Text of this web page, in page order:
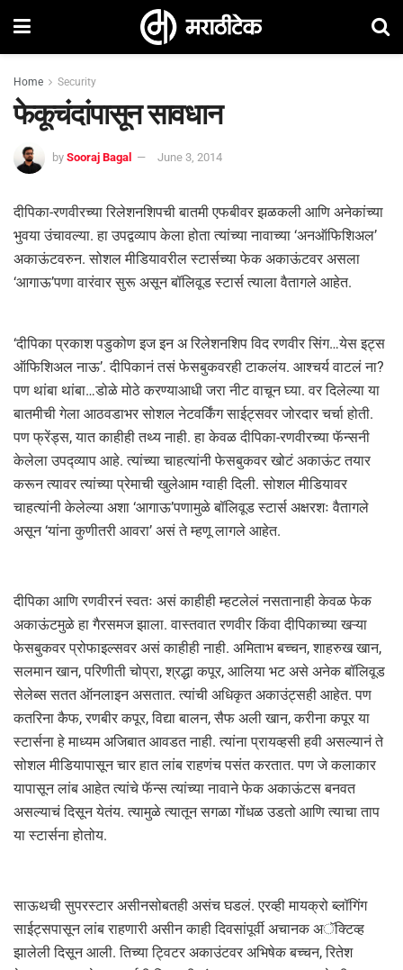
Home Security
फेकूचंदांपासून सावधान
by Sooraj Bagal June 3, 2014
दीपिका-रणवीरच्या रिलेशनशिपची बातमी एफबीवर झळकली आणि अनेकांच्या
भुवया उंचावल्या. हा उपद्वव्याप केला होता त्यांच्या नावाच्या ‘अनऑफिशिअल’
अकाऊंटवरुन. सोशल मीडियावरील स्टार्सच्या फेक अकाऊंटवर असला
‘आगाऊ’पणा वारंवार सुरू असून बॉलिवूड स्टार्स त्याला वैतागले आहेत.
‘दीपिका प्रकाश पडुकोण इज इन अ रिलेशनशिप विद रणवीर सिंग…येस इट्स
ऑफिशिअल नाऊ’. दीपिकानं तसं फेसबुकवरही टाकलंय. आश्चर्य वाटलं ना?
पण थांबा थांबा…डोळे मोठे करण्याआधी जरा नीट वाचून घ्या. वर दिलेल्या या
बातमीची गेला आठवडाभर सोशल नेटवर्किंग साईट्सवर जोरदार चर्चा होती.
पण फ्रेंड्स, यात काहीही तथ्य नाही. हा केवळ दीपिका-रणवीरच्या फॅन्सनी
केलेला उपद्व्याप आहे. त्यांच्या चाहत्यांनी फेसबुकवर खोटं अकाऊंट तयार
करून त्यावर त्यांच्या प्रेमाची खुलेआम ग्वाही दिली. सोशल मीडियावर
चाहत्यांनी केलेल्या अशा ‘आगाऊ’पणामुळे बॉलिवूड स्टार्स अक्षरशः वैतागले
असून ‘यांना कुणीतरी आवरा’ असं ते म्हणू लागले आहेत.
दीपिका आणि रणवीरनं स्वतः असं काहीही म्हटलेलं नसतानाही केवळ फेक
अकाऊंटमुळे हा गैरसमज झाला. वास्तवात रणवीर किंवा दीपिकाच्या खऱ्या
फेसबुकवर प्रोफाइल्सवर असं काहीही नाही. अमिताभ बच्चन, शाहरुख खान,
सलमान खान, परिणीती चोप्रा, श्रद्धा कपूर, आलिया भट असे अनेक बॉलिवूड
सेलेब्स सतत ऑनलाइन असतात. त्यांची अधिकृत अकाउंट्सही आहेत. पण
कतरिना कैफ, रणबीर कपूर, विद्या बालन, सैफ अली खान, करीना कपूर या
स्टार्सना हे माध्यम अजिबात आवडत नाही. त्यांना प्रायव्हसी हवी असल्यानं ते
सोशल मीडियापासून चार हात लांब राहणंच पसंत करतात. पण जे कलाकार
यापासून लांब आहेत त्यांचे फॅन्स त्यांच्या नावाने फेक अकाऊंटस बनवत
असल्याचं दिसून येतंय. त्यामुळे त्यातून सगळा गोंधळ उडतो आणि त्याचा ताप
या स्टार्सना होतोय.
साऊथची सुपरस्टार असीनसोबतही असंच घडलं. एरव्ही मायक्रो ब्लॉगिंग
साईट्सपासून लांब राहणारी असीन काही दिवसांपूर्वी अचानक अॅक्टिव्ह
झालेली दिसून आली. तिच्या ट्विटर अकाउंटवर अभिषेक बच्चन, रितेश